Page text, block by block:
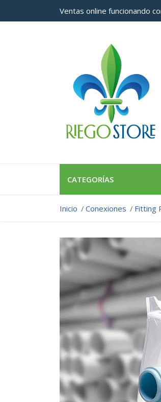
Ventas online funcionando
CATEGORÍAS
Inicio Conexiones Fitting